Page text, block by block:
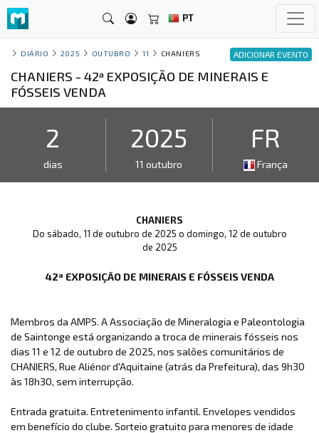
PT
ADICIONAR EVENTO
DIÁRIO 2025 OUTUBRO 11 CHANIERS
CHANIERS - 42ª EXPOSIÇÃO DE MINERAIS E
FÓSSEIS VENDA
2
dias
2025
11 outubro
FR
França
CHANIERS
Do sábado, 11 de outubro de 2025 o domingo, 12 de outubro
de 2025
42ª EXPOSIÇÃO DE MINERAIS E FÓSSEIS VENDA
Membros da AMPS. A Associação de Mineralogia e Paleontologia
de Saintonge está organizando a troca de minerais fósseis nos
dias 11 e 12 de outubro de 2025, nos salões comunitários de
CHANIERS, Rue Aliénor d'Aquitaine (atrás da Prefeitura), das 9h30
às 18h30, sem interrupção.
Entrada gratuita. Entretenimento infantil. Envelopes vendidos
em benefício do clube. Sorteio gratuito para menores de idade